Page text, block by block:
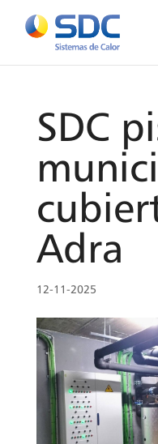
SDC
Adra
12-11-2025